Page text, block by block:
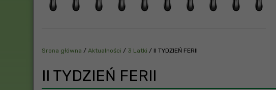
Srona główna / Aktualności / 3 Latki / II TYDZIEŃ FERII
II TYDZIEŃ FERII